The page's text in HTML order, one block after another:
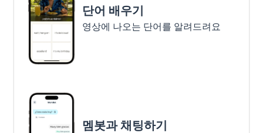
단어 배우기
영상에 나오는 단어를 알려드려요
멤봇과 채팅하기